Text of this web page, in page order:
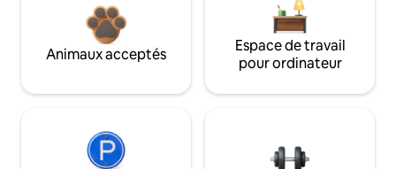
Animaux acceptés
Espace de travail
pour ordinateur